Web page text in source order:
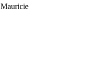
Mauricie